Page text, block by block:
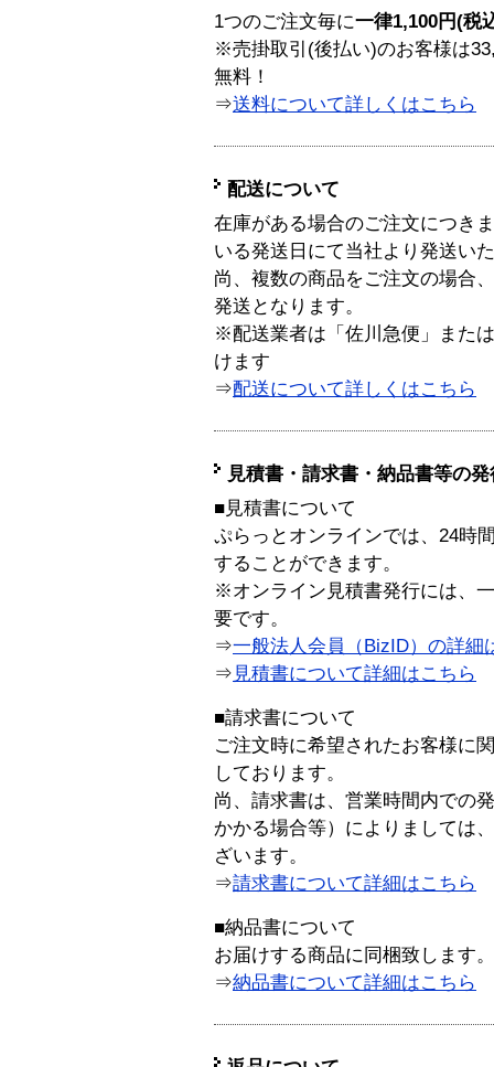
1つのご注文毎に一律1,100円(税
※売掛取引(後払い)のお客様は
無料！
⇒送料について詳しくはこちら
配送について
在庫がある場合のご注文につき
いる発送日にて当社より発送い
尚、複数の商品をご注文の場合
発送となります。
※配送業者は「佐川急便」また
けます
⇒配送について詳しくはこちら
見積書・請求書・納品書等の
■見積書について
ぷらっとオンラインでは、24時
することができます。
※オンライン見積書発行には、
要です。
⇒一般法人会員（BizID）の詳細
⇒ 見積書について詳細はこちら
■請求書について
ご注文時に希望されたお客様に
しております。
尚、請求書は、営業時間内での
かかる場合等）によりましては
ざいます。
⇒請求書について詳細はこちら
■納品書について
お届けする商品に同梱致します。
⇒納品書について詳細はこちら